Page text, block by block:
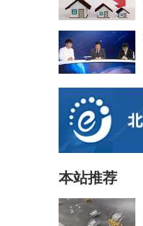
本站推荐